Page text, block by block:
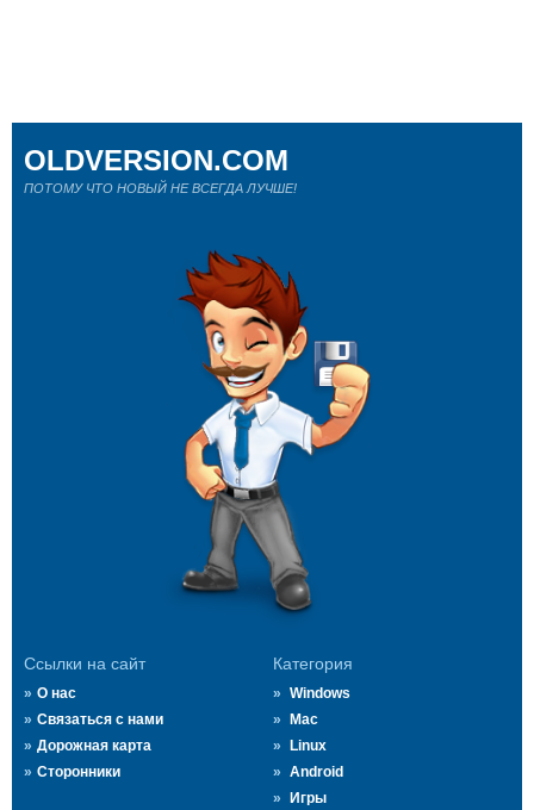
Ссылки на сайт
О нас
Связаться с нами
Дорожная карта
Сторонники
Категория
Windows
Mac
Linux
Android
Игры
OLDVERSION.COM
ПОТОМУ ЧТО НОВЫЙ НЕ ВСЕГДА ЛУЧШЕ!